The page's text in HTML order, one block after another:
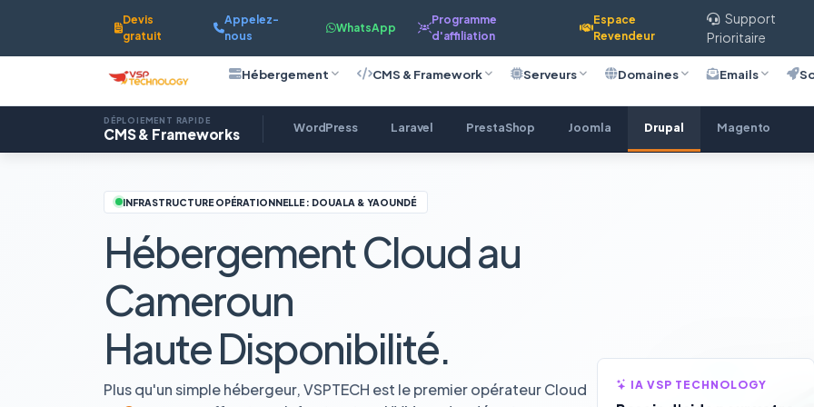
Devis
gratuit
Appelez-
nous
WhatsApp
Programme
d'affiliation
Espace
Revendeur
Support
Prioritaire
Hébergement CMS & Framework Serveurs Domaines Emails
DÉPLOIEMENT RAPIDE
CMS & Frameworks WordPress Laravel PrestaShop Joomla Drupal Magento
INFRASTRUCTURE OPÉRATIONNELLE : DOUALA & YAOUNDÉ
Hébergement Cloud au
Cameroun
Haute Disponibilité.
Plus qu'un simple hébergeur, VSPTECH est le premier opérateur Cloud
IA VSP TECHNOLOGY